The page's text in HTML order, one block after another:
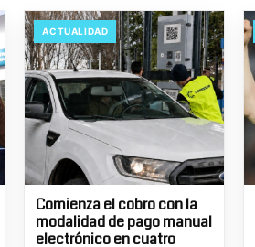
ACTUALIDAD
Comienza el cobro con la
modalidad de pago manual
electrónico en cuatro